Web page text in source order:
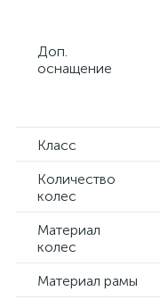
Доп.
оснащение
Класс
Количество
колес
Материал
колес
Материал рамы